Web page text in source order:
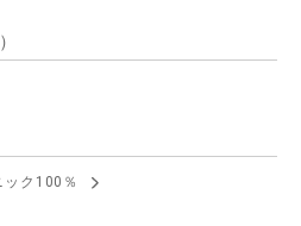
ック100％